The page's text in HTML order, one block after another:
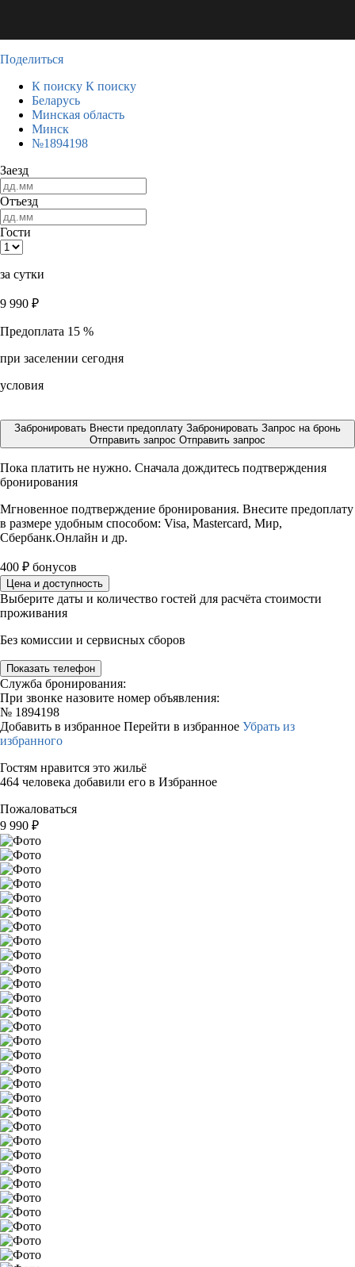
Поделиться
К поиску К поиску
Беларусь
Минская область
Минск
№1894198
Заезд
Отъезд
Гости
за сутки
9 990 ₽
Предоплата 15 %
при заселении сегодня
условия
Забронировать Внести предоплату Забронировать Запрос на бронь
Отправить запрос Отправить запрос
Пока платить не нужно. Сначала дождитесь подтверждения
бронирования
Мгновенное подтверждение бронирования. Внесите предоплату
в размере удобным способом: Visa, Mastercard, Мир,
Сбербанк.Онлайн и др.
400 ₽ бонусов
Цена и доступность
Выберите даты и количество гостей для расчёта стоимости
проживания
Без комиссии и сервисных сборов
Показать телефон
Служба бронирования:
При звонке назовите номер объявления:
№ 1894198
Добавить в избранное Перейти в избранное Убрать из
избранного
Гостям нравится это жильё
464 человека добавили его в Избранное
Пожаловаться
9 990 ₽